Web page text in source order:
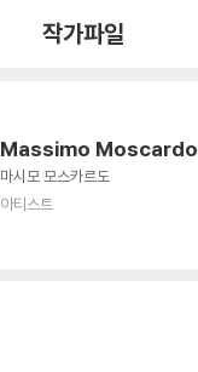
작가파일
Massimo Moscardo
마시모 모스카르도
아티스트